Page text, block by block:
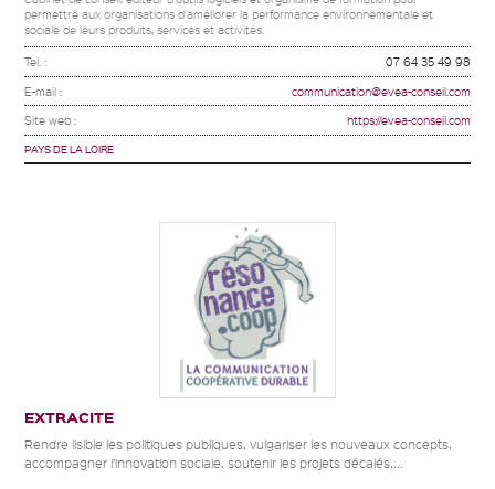
permettre aux organisations d'améliorer la performance environnementale et
sociale de leurs produits, services et activités.
Tel. : 07 64 35 49 98
E-mail : communication@evea-conseil.com
Site web : https://evea-conseil.com
PAYS DE LA LOIRE
EXTRACITE
Rendre lisible les politiques publiques, vulgariser les nouveaux concepts,
accompagner l’innovation sociale, soutenir les projets décalés,...